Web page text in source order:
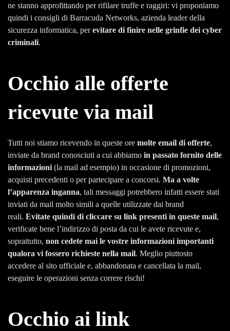
ne stanno approfittando per rifilare truffe e raggiri: vi proponiamo
quindi i consigli di Barracuda Networks, azienda leader della
sicurezza informatica, perevitare di finire nelle grinfie dei cyber
criminali.
Occhio alle offerte
ricevute via mail
Tutti noi stiamo ricevendo in queste ore molte email di offerte,
inviate da brand conosciuti a cui abbiamo in passato fornito delle
informazioni (la mail ad esempio) in occasione di promozioni,
acquisti precedenti o per partecipare a concorsi. Ma a volte
l’apparenza inganna, tali messaggi potrebbero infatti essere stati
inviati da mail molto simili a quelle utilizzate dai brand
reali. Evitate quindi di cliccare su link presenti in queste mail,
verificate bene l’indirizzo di posta da cui le avete ricevute e,
soprattutto, non cedete mai le vostre informazioni importanti
qualora vi fossero richieste nella mail. Meglio piuttosto
accedere al sito ufficiale e, abbandonata e cancellata la mail,
eseguire le operazioni senza correre rischi!
Occhio ai link